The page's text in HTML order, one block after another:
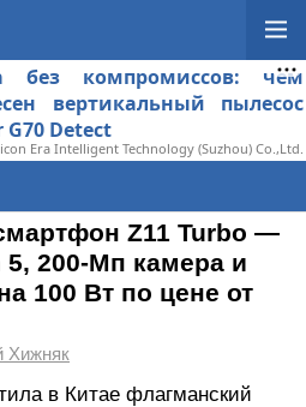
без компромиссов: чем
вертикальный пылесос
G70 Detect
Era Intelligent Technology (Suzhou) Co.,Ltd.
Z11 Turbo —
5, 200-Мп камера и
100 Вт по цене от
Хижняк
в Китае флагманский